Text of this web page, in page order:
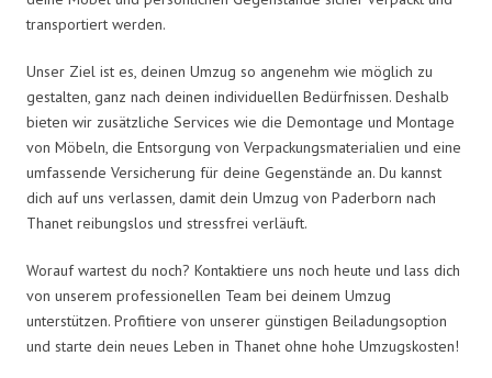
transportiert werden.
Unser Ziel ist es, deinen Umzug so angenehm wie möglich zu
gestalten, ganz nach deinen individuellen Bedürfnissen. Deshalb
bieten wir zusätzliche Services wie die Demontage und Montage
von Möbeln, die Entsorgung von Verpackungsmaterialien und eine
umfassende Versicherung für deine Gegenstände an. Du kannst
dich auf uns verlassen, damit dein Umzug von Paderborn nach
Thanet reibungslos und stressfrei verläuft.
Worauf wartest du noch? Kontaktiere uns noch heute und lass dich
von unserem professionellen Team bei deinem Umzug
unterstützen. Profitiere von unserer günstigen Beiladungsoption
und starte dein neues Leben in Thanet ohne hohe Umzugskosten!